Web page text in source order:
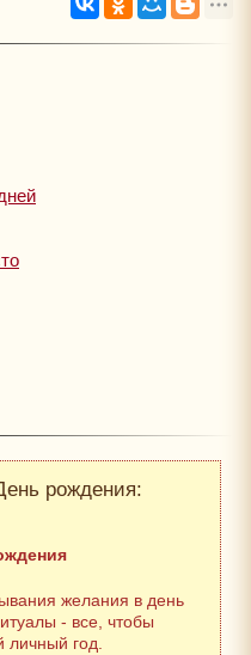
рождения:
желания в день
- все, чтобы
личный год.